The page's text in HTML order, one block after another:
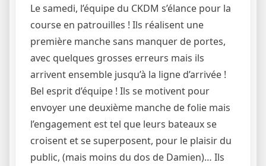
Le samedi, l’équipe du CKDM s’élance pour la
course en patrouilles ! Ils réalisent une
première manche sans manquer de portes,
avec quelques grosses erreurs mais ils
arrivent ensemble jusqu’à la ligne d’arrivée !
Bel esprit d’équipe ! Ils se motivent pour
envoyer une deuxième manche de folie mais
l’engagement est tel que leurs bateaux se
croisent et se superposent, pour le plaisir du
public, (mais moins du dos de Damien)… Ils